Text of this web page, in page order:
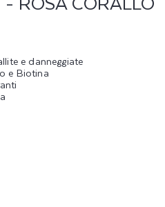
e danneggiate
e Biotina